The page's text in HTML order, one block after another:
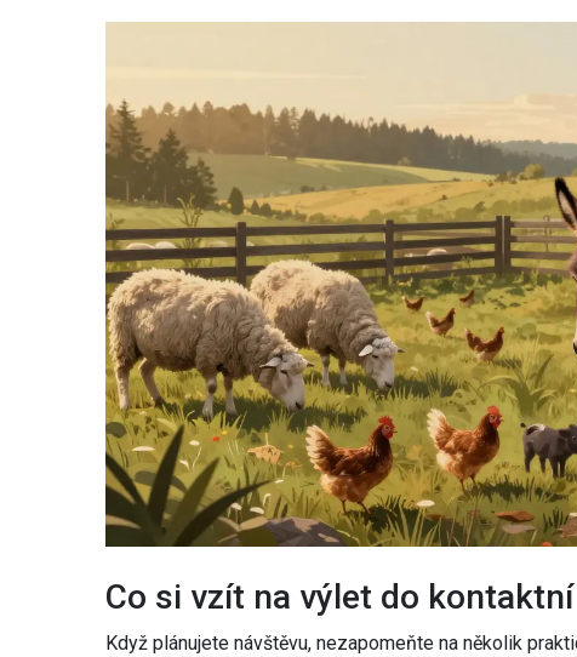
Co si vzít na výlet do
Když plánujete návštěvu, nezapomeňte na několik